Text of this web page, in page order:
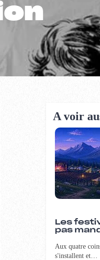
A voir
Les
pas
Aux quatre
s'installent et…